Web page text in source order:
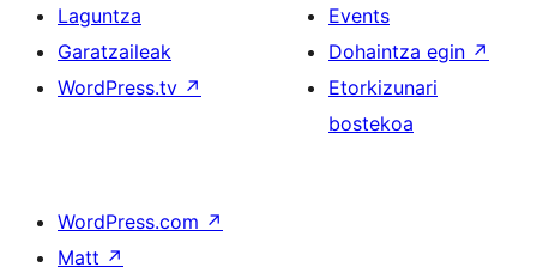
Laguntza
Garatzaileak
WordPress.tv ↗
Events
Dohaintza egin ↗
Etorkizunari
bostekoa
WordPress.com ↗
Matt ↗